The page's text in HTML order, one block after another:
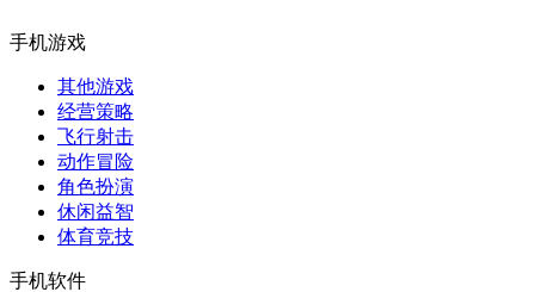
手机游戏
其他游戏
经营策略
飞行射击
动作冒险
角色扮演
休闲益智
体育竞技
手机软件